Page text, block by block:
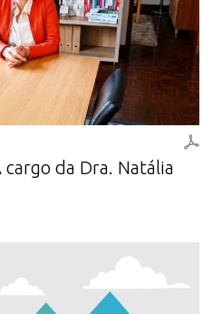
cargo da Dra. Natália